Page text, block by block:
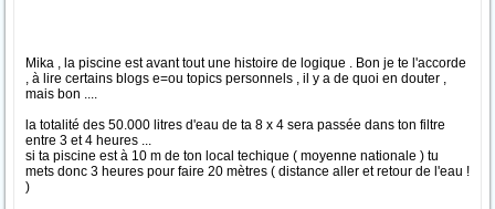
Mika , la piscine est avant tout une histoire de logique . Bon je te l'accorde
, à lire certains blogs e=ou topics personnels , il y a de quoi en douter ,
mais bon ....
la totalité des 50.000 litres d'eau de ta 8 x 4 sera passée dans ton filtre
entre 3 et 4 heures ...
si ta piscine est à 10 m de ton local techique ( moyenne nationale ) tu
mets donc 3 heures pour faire 20 mètres ( distance aller et retour de l'eau !
)